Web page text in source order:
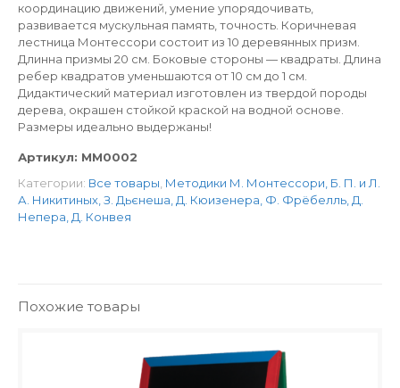
координацию движений, умение упорядочивать,
развивается мускульная память, точность. Коричневая
лестница Монтессори состоит из 10 деревянных призм.
Длинна призмы 20 см. Боковые стороны — квадраты. Длина
ребер квадратов уменьшаются от 10 см до 1 см.
Дидактический материал изготовлен из твердой породы
дерева, окрашен стойкой краской на водной основе.
Размеры идеально выдержаны!
Артикул: ММ0002
Категории: Все товары Методики М. Монтессори, Б. П. и Л.
А. Никитиных, З. Дьєнеша, Д. Кюизенера, Ф. Фрёбелль, Д.
Непера, Д. Конвея
Похожие товары